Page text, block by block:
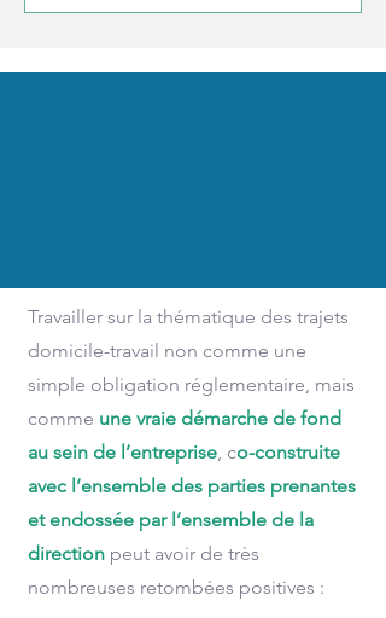
Travailler sur la thématique des trajets
domicile-travail non comme une
simple obligation réglementaire, mais
comme une vraie démarche de fond
au sein de l’entreprise, co-construite
avec l’ensemble des parties prenantes
et endossée par l’ensemble de la
direction peut avoir de très
nombreuses retombées positives :